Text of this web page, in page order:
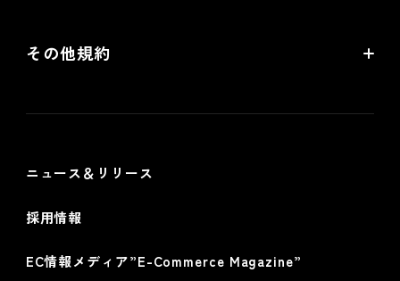
futureshop omni-channelサービス規約
その他規約
ニュース＆リリース
採用情報
EC情報メディア”E-Commerce Magazine”